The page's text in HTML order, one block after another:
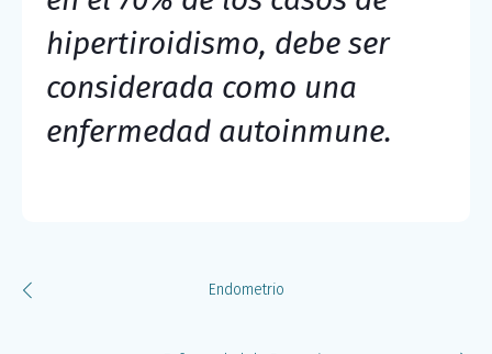
hipertiroidismo, debe ser
considerada como una
enfermedad autoinmune.
Endometrio